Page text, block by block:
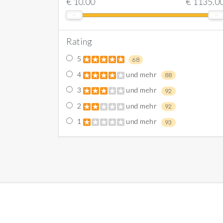
Rating
5 68
4 und mehr 88
3 und mehr 92
2 und mehr 92
1 und mehr 93